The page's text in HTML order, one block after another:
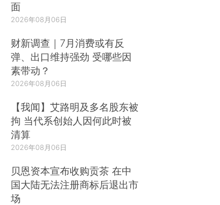
面
2026年08月06日
财新调查｜7月消费或有反
弹、出口维持强劲 受哪些因
素带动？
2026年08月06日
【我闻】艾路明及多名股东被
拘 当代系创始人因何此时被
清算
2026年08月06日
贝恩资本宣布收购贡茶 在中
国大陆无法注册商标后退出市
场